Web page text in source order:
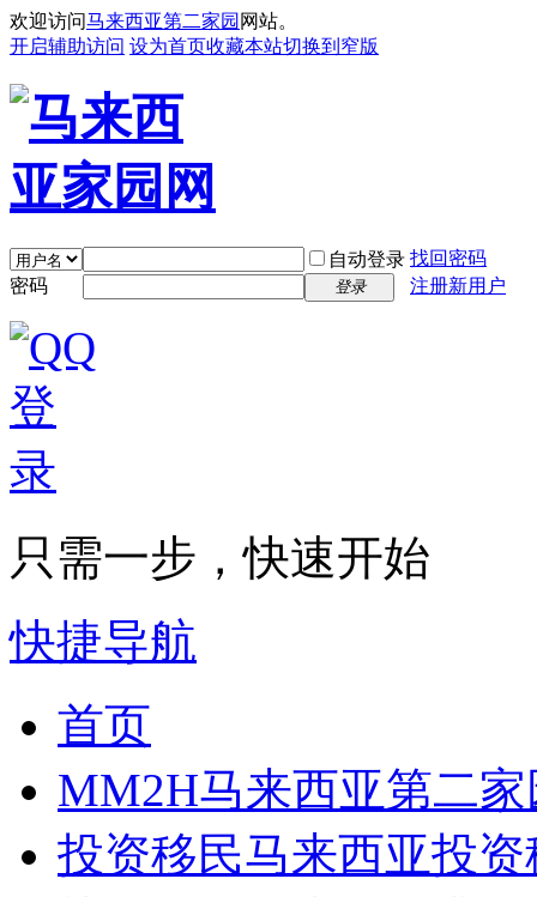
欢迎访问马来西亚第二家园 网站。
开启辅助访问 设为首页收藏本站切换到窄版
自动登录 找回密码
密码
登录 注册新用户
只需一步，快速开始
快捷导航
首页
MM2H马来西亚第二家
投资移民马来西亚投资